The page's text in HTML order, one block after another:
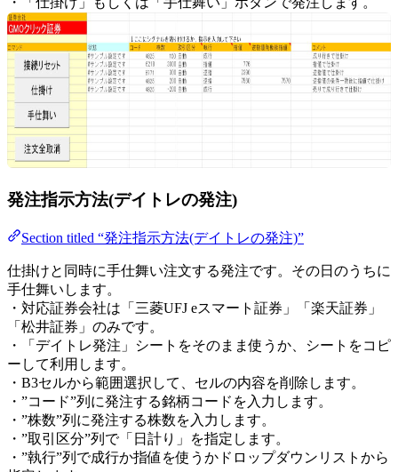
発注指示方法(デイトレの発注)
Section titled “発注指示方法(デイトレの発注)”
仕掛けと同時に手仕舞い注文する発注です。その日のうちに
手仕舞いします。
・対応証券会社は「三菱UFJ eスマート証券」「楽天証券」
「松井証券」のみです。
・「デイトレ発注」シートをそのまま使うか、シートをコピ
ーして利用します。
・B3セルから範囲選択して、セルの内容を削除します。
・”コード”列に発注する銘柄コードを入力します。
・”株数”列に発注する株数を入力します。
・”取引区分”列で「日計り」を指定します。
・”執行”列で成行か指値を使うかドロップダウンリストから